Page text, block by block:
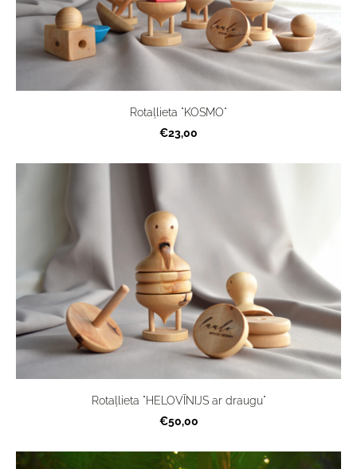
Rotaļlieta "KOSMO"
€23,00
Rotaļlieta "HELOVĪNIJS ar draugu"
€50,00